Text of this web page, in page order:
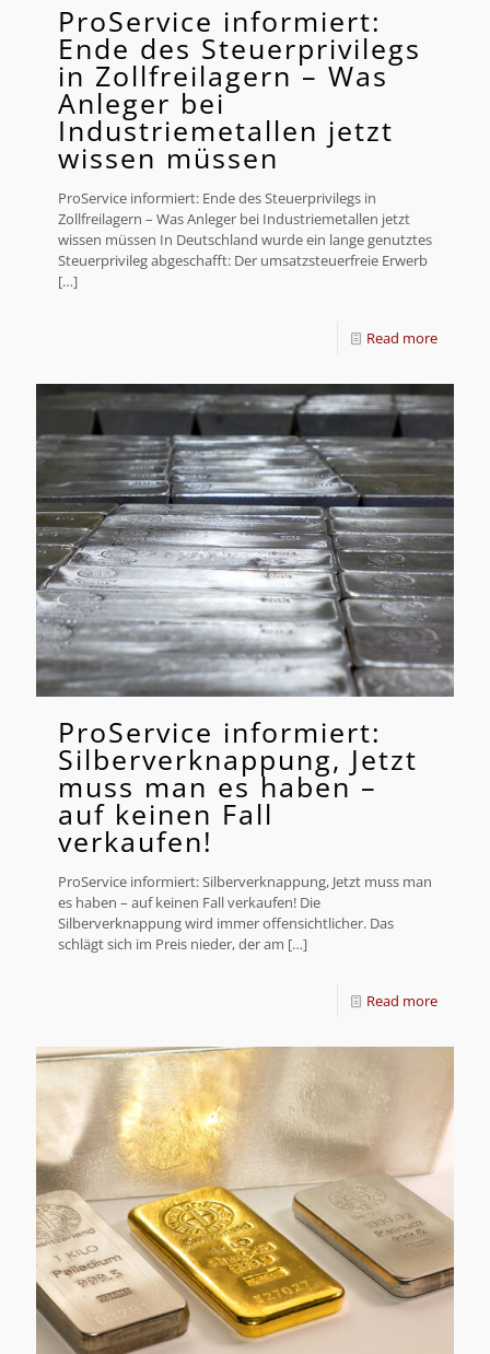
ProService informiert:
Ende des Steuerprivilegs
in Zollfreilagern – Was
Anleger bei
Industriemetallen jetzt
wissen müssen
ProService informiert: Ende des Steuerprivilegs in
Zollfreilagern – Was Anleger bei Industriemetallen jetzt
wissen müssen In Deutschland wurde ein lange genutztes
Steuerprivileg abgeschafft: Der umsatzsteuerfreie Erwerb
[…]
Read more
ProService informiert:
Silberverknappung, Jetzt
muss man es haben –
auf keinen Fall
verkaufen!
ProService informiert: Silberverknappung, Jetzt muss man
es haben – auf keinen Fall verkaufen! Die
Silberverknappung wird immer offensichtlicher. Das
schlägt sich im Preis nieder, der am […]
Read more